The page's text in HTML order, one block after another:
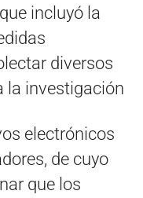
incluyó la
diversos
la investigación
electrónicos
de cuyo
que los